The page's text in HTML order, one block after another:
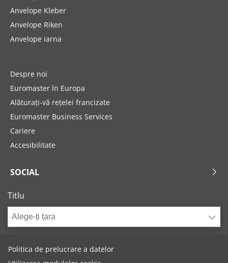
Anvelope Kleber
Anvelope Riken
Anvelope iarna
Despre noi
Euromaster în Europa
Alăturați-vă rețelei francizate
Euromaster Business Services
Cariere
Accesibilitate
SOCIAL
Titlu
Alege-ți țara
Politica de prelucrare a datelor